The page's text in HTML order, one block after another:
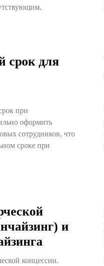
срок для
при
оформить
сотрудников, что
сроке при
и
концессии.